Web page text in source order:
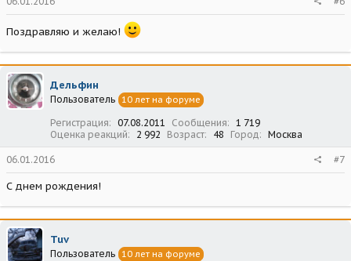
Поздравляю и желаю!
Дельфин
Пользователь 10 лет на форуме
Регистрация 07.08.2011 Сообщения
1 719
Оценка реакций
2 992 Возраст 48 Город Москва
06.01.2016 #7
С днем рождения!
Tuv
Пользователь 10 лет на форуме